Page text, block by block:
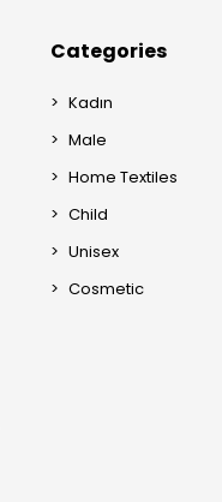
Categories
Kadın
Male
Home Textiles
Child
Unisex
Cosmetic